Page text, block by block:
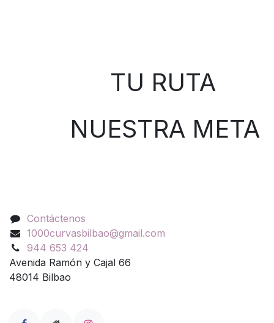
TU RUTA
NUESTRA META
Contáctenos
1000curvasbilbao@gmail.com
944 653 424
Avenida Ramón y Cajal 66
48014 Bilbao